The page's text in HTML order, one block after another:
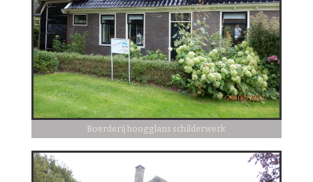
Boerderij hoogglans schilderwerk